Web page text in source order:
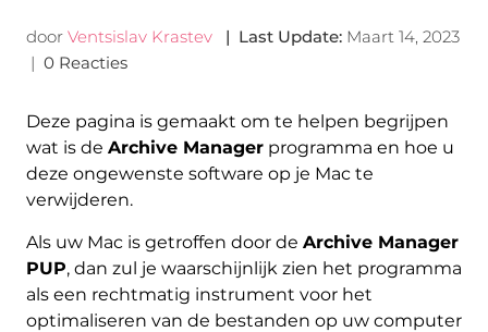
door Ventsislav Krastev | Last Update: Maart 14, 2023
| 0 Reacties
Deze pagina is gemaakt om te helpen begrijpen
wat is de Archive Managerprogramma en hoe u
deze ongewenste software op je Mac te
verwijderen.
Als uw Mac is getroffen door de Archive Manager
PUP, dan zul je waarschijnlijk zien het programma
als een rechtmatig instrument voor het
optimaliseren van de bestanden op uw computer